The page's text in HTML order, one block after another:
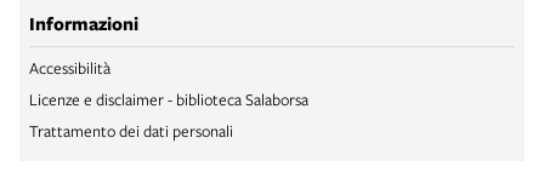
Informazioni
Accessibilità
Licenze e disclaimer - biblioteca Salaborsa
Trattamento dei dati personali